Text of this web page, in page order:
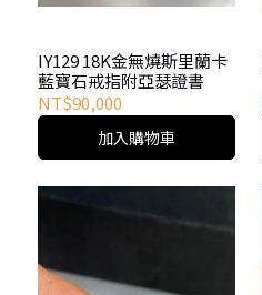
IY129 18K金無燒斯里蘭卡
藍寶石戒指附亞瑟證書
NT$90,000
加入購物車